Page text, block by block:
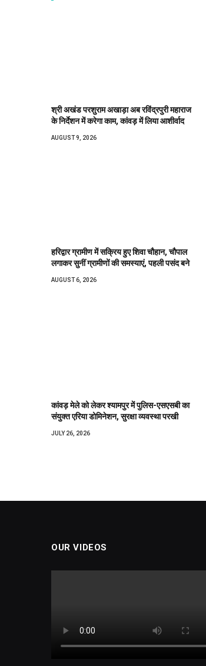
श्री अखंड परशुराम अखाड़ा अब रविंद्रपुरी महाराज
के निर्देशन में करेगा काम, कांवड़ में लिया आशीर्वाद
AUGUST 9, 2026
हरिद्वार ग्रामीण में सक्रिय हुए शिवा चौहान, चौपाल
लगाकर सुनीं ग्रामीणों की समस्याएं, पहली पसंद बने
AUGUST 6, 2026
कांवड़ मेले को लेकर श्यामपुर में पुलिस-एसएसबी का
संयुक्त एरिया डोमिनेशन, सुरक्षा व्यवस्था परखी
JULY 26, 2026
OUR VIDEOS